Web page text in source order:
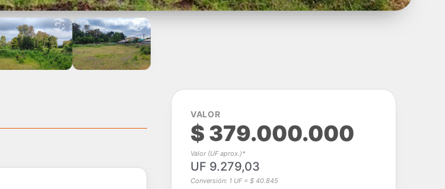
VALOR
$ 379.000.000
Valor (UF aprox.)*
UF 9.279,03
Conversión: 1 UF = $ 40.845